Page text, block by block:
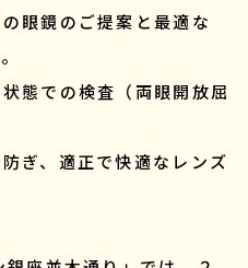
眼鏡のご提案と最適な
態での検査（両眼開放屈
ぎ、適正で快適なレンズ